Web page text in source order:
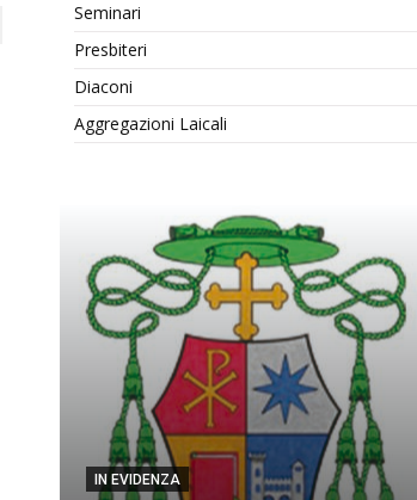
Seminari
Presbiteri
Diaconi
Aggregazioni Laicali
IN EVIDENZA